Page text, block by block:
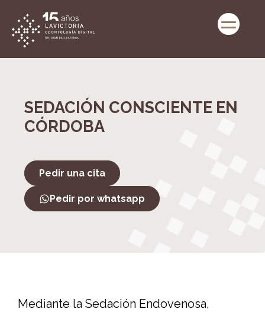
SEDACIÓN CONSCIENTE EN
CÓRDOBA
Pedir una cita
Pedir por whatsapp
Mediante la Sedación Endovenosa,